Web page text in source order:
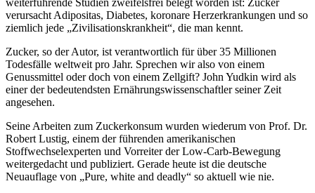
verursacht Adipositas, Diabetes, koronare Herzerkrankungen und so
ziemlich jede „Zivilisationskrankheit“, die man kennt.
Zucker, so der Autor, ist verantwortlich für über 35 Millionen
Todesfälle weltweit pro Jahr. Sprechen wir also von einem
Genussmittel oder doch von einem Zellgift? John Yudkin wird als
einer der bedeutendsten Ernährungswissenschaftler seiner Zeit
angesehen.
Seine Arbeiten zum Zuckerkonsum wurden wiederum von Prof. Dr.
Robert Lustig, einem der führenden amerikanischen
Stoffwechselexperten und Vorreiter der Low-Carb-Bewegung
weitergedacht und publiziert. Gerade heute ist die deutsche
Neuauflage von „Pure, white and deadly“ so aktuell wie nie.